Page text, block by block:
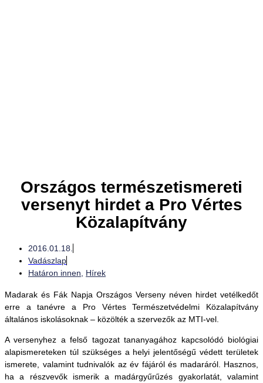
Országos természetismereti
versenyt hirdet a Pro Vértes
Közalapítvány
2016.01.18.
Vadászlap
Határon innen
Hírek
Madarak és Fák Napja Országos Verseny néven hirdet vetélkedőt
erre a tanévre a Pro Vértes Természetvédelmi Közalapítvány
általános iskolásoknak – közölték a szervezők az MTI-vel.
A versenyhez a felső tagozat tananyagához kapcsolódó biológiai
alapismereteken túl szükséges a helyi jelentőségű védett területek
ismerete, valamint tudnivalók az év fájáról és madaráról. Hasznos,
ha a részvevők ismerik a madárgyűrűzés gyakorlatát, valamint